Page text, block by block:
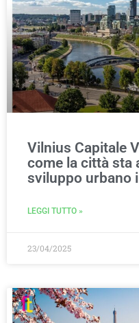
Vilnius Capitale
come la città sta
sviluppo urbano
LEGGI TUTTO »
23/04/2025